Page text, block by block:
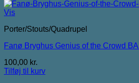
Vis
Porter/Stouts/Quadrupel
Fanø Bryghus Genius of the Crowd
100,00 kr.
Tilføj til kurv